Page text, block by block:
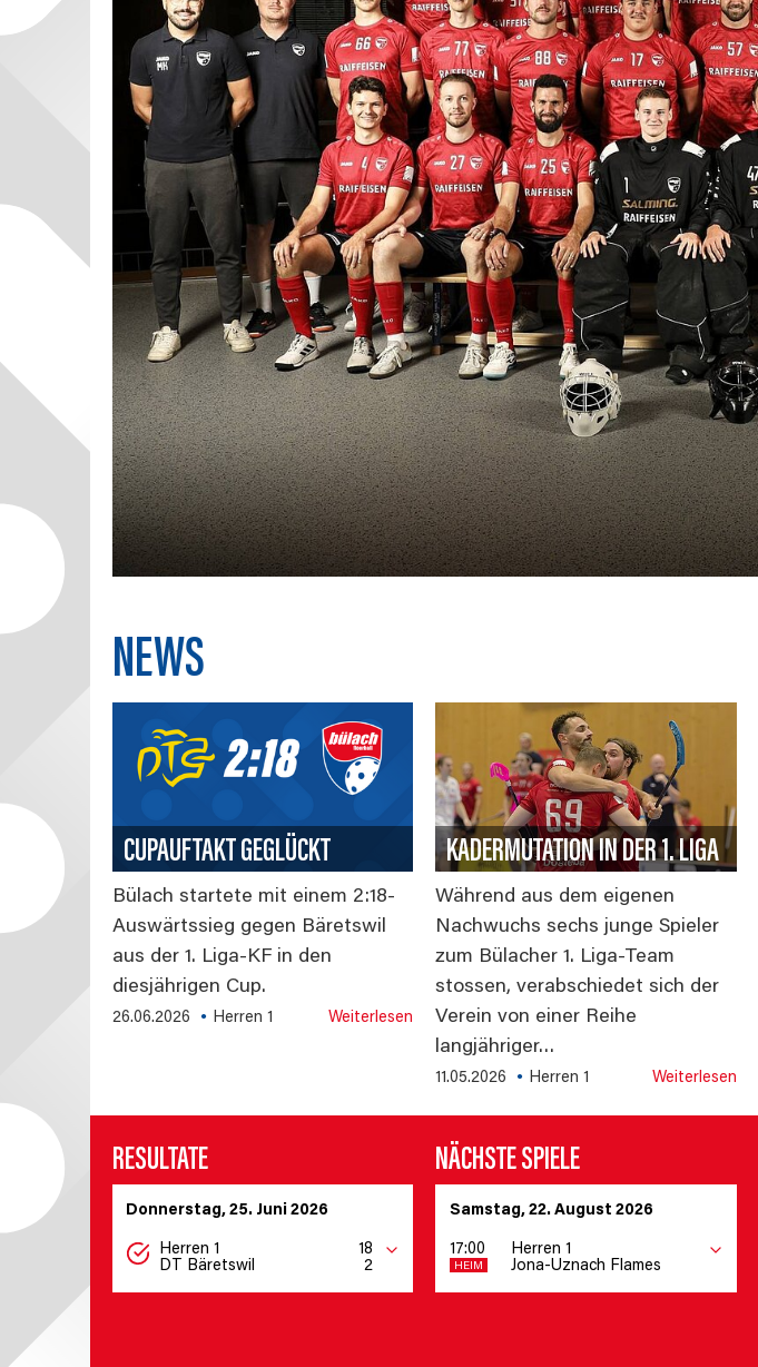
NEWS
CUPAUFTAKT GEGLÜCKT
Bülach startete mit einem 2:18-
Auswärtssieg gegen Bäretswil
aus der 1. Liga-KF in den
diesjährigen Cup.
Weiterlesen
26.06.2026 Herren 1
KADERMUTATION IN DER 1. LIGA
Während aus dem eigenen
Nachwuchs sechs junge Spieler
zum Bülacher 1. Liga-Team
stossen, verabschiedet sich der
Verein von einer Reihe
langjähriger…
Weiterlesen
11.05.2026 Herren 1
RESULTATE
Donnerstag, 25. Juni 2026
Herren 1
18
DT Bäretswil
2
NÄCHSTE SPIELE
Samstag, 22. August 2026
17:00
Herren 1
Jona-Uznach Flames